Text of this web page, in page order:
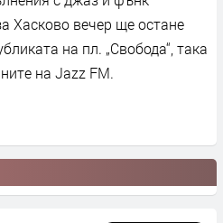
Хасково вечер ще остане
на пл. „Свобода“, така
на Jazz FM.